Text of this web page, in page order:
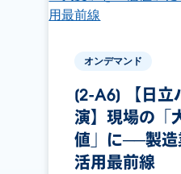
オンデマンド
[2-A6] 【日立
演】現場の「
値」に──製
活用最前線